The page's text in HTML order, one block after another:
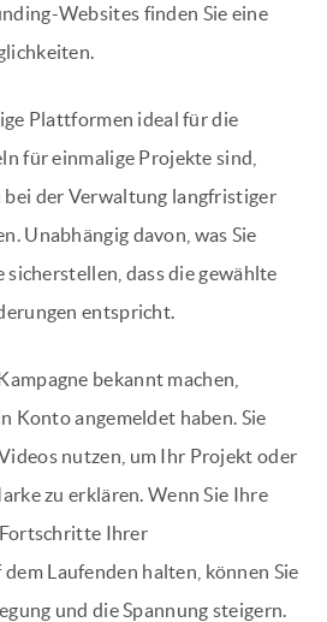
Websites finden Sie eine
Plattformen ideal für die
für einmalige Projekte sind,
der Verwaltung langfristiger
Unabhängig davon, was Sie
sicherstellen, dass die gewählte
entspricht.
bekannt machen,
Konto angemeldet haben. Sie
nutzen, um Ihr Projekt oder
zu erklären. Wenn Sie Ihre
Ihrer
Laufenden halten, können Sie
und die Spannung steigern.